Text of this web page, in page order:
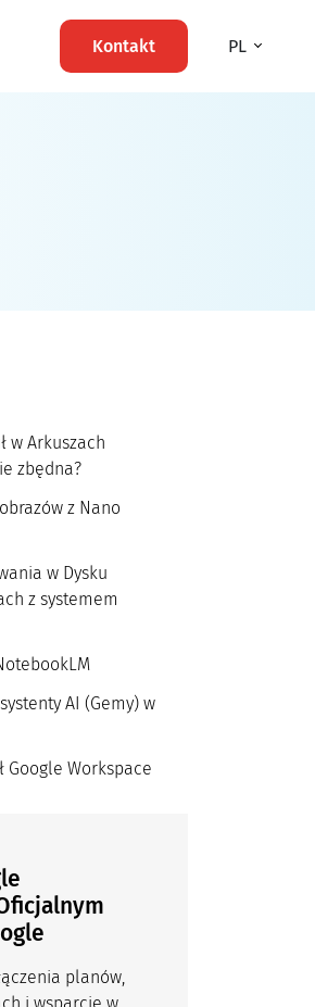
Kontakt PL
w Arkuszach
zbędna?
z Nano
w Dysku
z systemem
AI (Gemy) w
Google Workspace
planów,